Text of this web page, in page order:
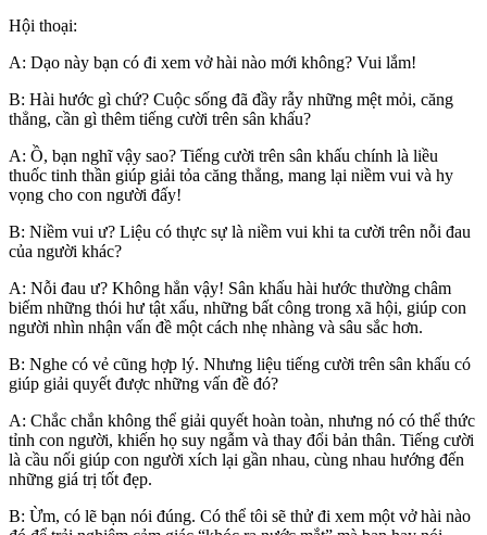
Hội thoại:
A: Dạo này bạn có đi xem vở hài nào mới không? Vui lắm!
B: Hài hước gì chứ? Cuộc sống đã đầy rẫy những mệt mỏi, căng
thẳng, cần gì thêm tiếng cười trên sân khấu?
A: Ồ, bạn nghĩ vậy sao? Tiếng cười trên sân khấu chính là liều
thuốc tinh thần giúp giải tỏa căng thẳng, mang lại niềm vui và hy
vọng cho con người đấy!
B: Niềm vui ư? Liệu có thực sự là niềm vui khi ta cười trên nỗi đau
của người khác?
A: Nỗi đau ư? Không hẳn vậy! Sân khấu hài hước thường châm
biếm những thói hư tật xấu, những bất công trong xã hội, giúp con
người nhìn nhận vấn đề một cách nhẹ nhàng và sâu sắc hơn.
B: Nghe có vẻ cũng hợp lý. Nhưng liệu tiếng cười trên sân khấu có
giúp giải quyết được những vấn đề đó?
A: Chắc chắn không thể giải quyết hoàn toàn, nhưng nó có thể thức
tỉnh con người, khiến họ suy ngẫm và thay đổi bản thân. Tiếng cười
là cầu nối giúp con người xích lại gần nhau, cùng nhau hướng đến
những giá trị tốt đẹp.
B: Ừm, có lẽ bạn nói đúng. Có thể tôi sẽ thử đi xem một vở hài nào